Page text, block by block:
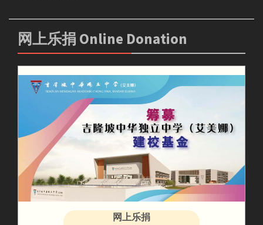
网上乐捐 Online Donation
网上乐捐